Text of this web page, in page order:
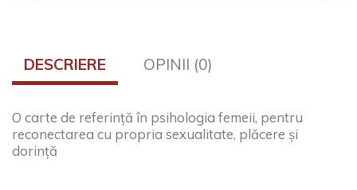
DESCRIERE OPINII (0)
O carte de referință în psihologia femeii, pentru
reconectarea cu propria sexualitate, plăcere și
dorință